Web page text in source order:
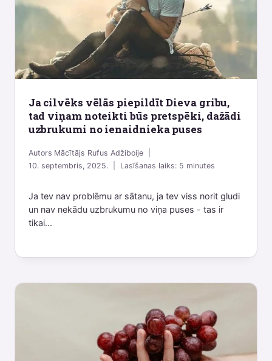
Ja cilvēks vēlās piepildīt Dieva gribu,
tad viņam noteikti būs pretspēki, dažādi
uzbrukumi no ienaidnieka puses
Autors Mācītājs Rufus Adžiboije
10. septembris, 2025.
Lasīšanas laiks:5 minutes
Ja tev nav problēmu ar sātanu, ja tev viss norit gludi
un nav nekādu uzbrukumu no viņa puses - tas ir
tikai...